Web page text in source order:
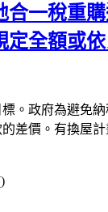
合一稅重
全額或
。政府為避免
差價。有換屋
)